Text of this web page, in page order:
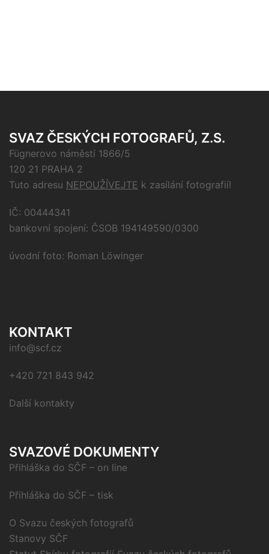
SVAZ ČESKÝCH FOTOGRAFŮ, Z.S.
Fügnerovo náměstí 1866/5
120 21 PRAHA 2
Tuto adresu NEPOUŽÍVEJTE k zasílání fotografií!
IČ: 00444341
bankovní spojení: ČSOB 194149590/0300
úvodní foto: Roman Löwinger
KONTAKT
info@scf.cz
+420 721 843 942
Další kontakty
SVAZOVÉ DOKUMENTY
Přihláška do SČF – on line
Přihláška do SČF – tisk
O Svazu českých fotografů
Stanovy SČF